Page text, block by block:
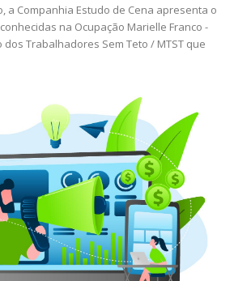
a Companhia Estudo de Cena apresenta o
na Ocupação Marielle Franco -
Trabalhadores Sem Teto / MTST que